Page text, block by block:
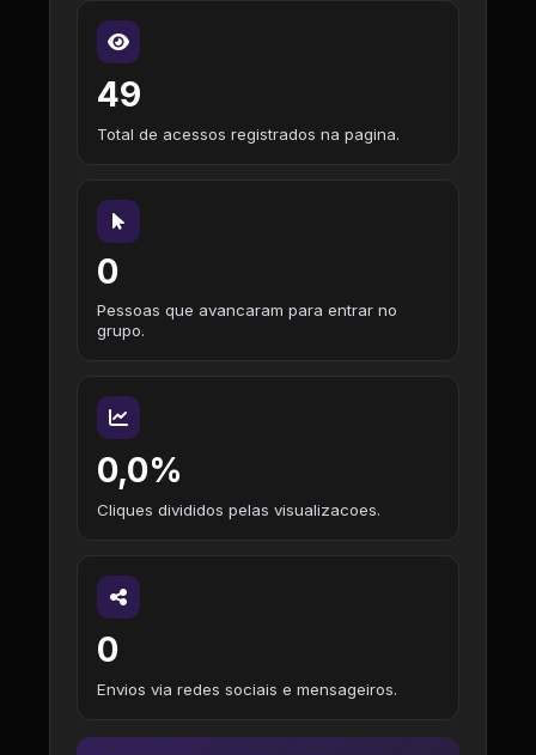
49
Total de acessos registrados na pagina.
0
Pessoas que avancaram para entrar no
grupo.
0,0%
Cliques divididos pelas visualizacoes.
0
Envios via redes sociais e mensageiros.